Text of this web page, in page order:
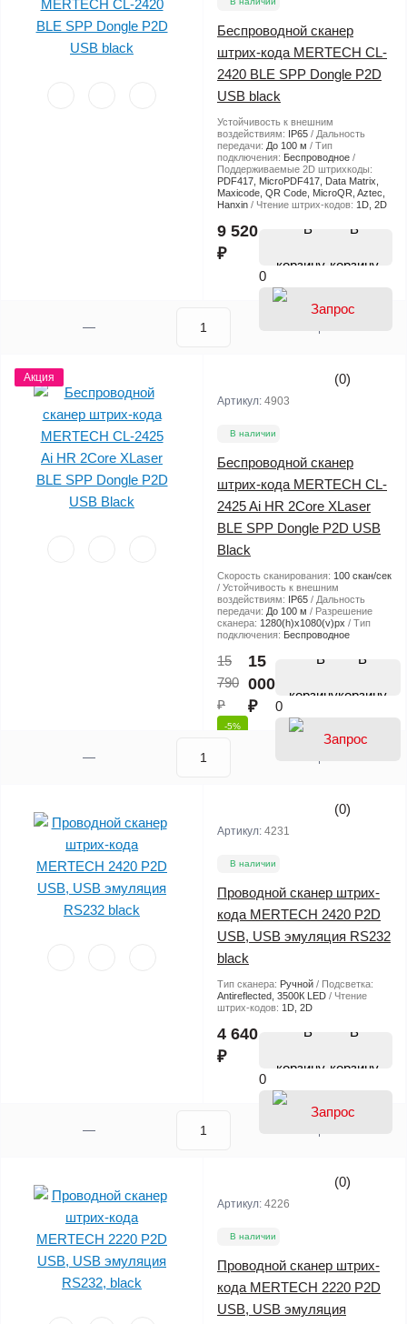
Беспроводной сканер
штрих-кода MERTECH CL-
2420 BLE SPP Dongle P2D
USB black
Устойчивость к внешним
воздействиям: IP65
Дальность
передачи: До 100 м
Тип
подключения: Беспроводное
Поддерживаемые 2D штрихкоды:
PDF417, MicroPDF417, Data Matrix,
Maxicode, QR Code, MicroQR, Aztec,
Hanxin
Чтение штрих-кодов: 1D, 2D
9 520
₽
В
корзину
0
Акция (0)
Артикул: 4903
В наличии
Беспроводной сканер
штрих-кода MERTECH CL-
2425 Ai HR 2Core XLaser
BLE SPP Dongle P2D USB
Black
Скорость сканирования: 100 скан/сек
Устойчивость к внешним
воздействиям: IP65
Дальность
передачи: До 100 м
Разрешение
сканера: 1280(h)х1080(v)px
Тип
подключения: Беспроводное
15
790
₽
-5%
15
000
₽
В
корзину
0
(0)
Артикул: 4231
В наличии
Проводной сканер штрих-
кода MERTECH 2420 P2D
USB, USB эмуляция RS232
black
Тип сканера: Ручной
Подсветка:
Antireflected, 3500К LED
Чтение
штрих-кодов: 1D, 2D
4 640
₽
В
корзину
0
(0)
Артикул: 4226
В наличии
Проводной сканер штрих-
кода MERTECH 2220 P2D
USB, USB эмуляция